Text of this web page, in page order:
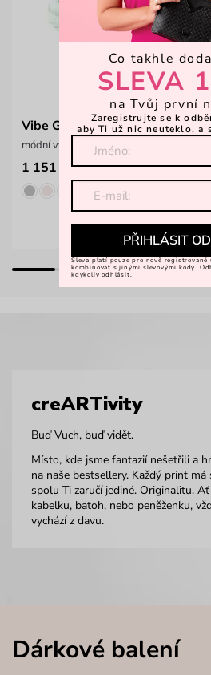
Vibe Green
módní vycházková obuv
1 151 Kč 1 599 Kč
creARTivity
Buď Vuch, buď vidět.
Místo, kde jsme fantazií nešetřili a
na naše bestsellery. Každý print
spolu Ti zaručí jediné. Originalitu.
kabelku, batoh, nebo peněženku,
vychází z davu.
Dárkové balení
Co takhle
SLEVA
na Tvůj první
Zaregistrujte se k
aby Ti už nic neuteklo, a
PŘIHLÁSIT
Sleva platí pouze pro nově registrované
kombinovat s jinými slevovými kódy.
kdykoliv odhlásit.